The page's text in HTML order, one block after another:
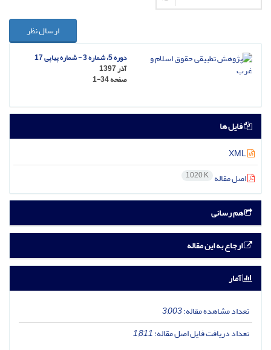
ارسال نظر
دوره 5، شماره 3 - شماره پیاپی 17
آذر 1397
صفحه1-34
فایل ها
اصل مقاله 1020 K
هم رسانی
ارجاع به این مقاله
آمار
تعداد مشاهده مقاله:3,003
تعداد دریافت فایل اصل مقاله:1,811